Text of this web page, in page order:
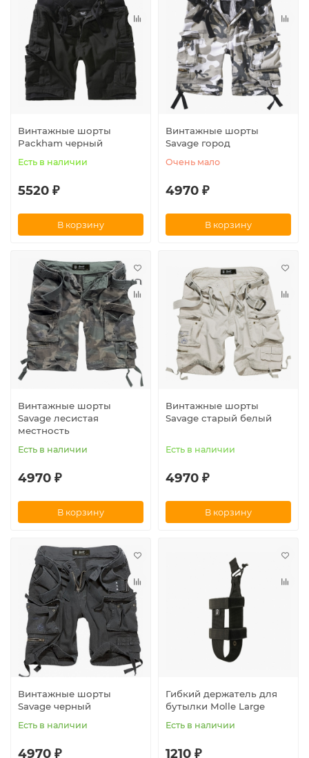
Винтажные шорты
Packham черный
Есть в наличии
5520 ₽
В корзину
Винтажные шорты
Savage город
Очень мало
4970 ₽
В корзину
Винтажные шорты
Savage лесистая
местность
Есть в наличии
4970 ₽
В корзину
Винтажные шорты
Savage старый белый
Есть в наличии
4970 ₽
В корзину
Винтажные шорты
Savage черный
Есть в наличии
4970 ₽
Гибкий держатель для
бутылки Molle Large
Есть в наличии
1210 ₽